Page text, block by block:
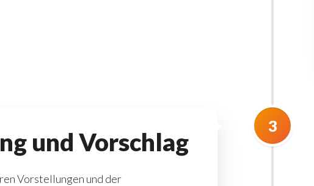
3
und Vorschlag
Vorstellungen und der